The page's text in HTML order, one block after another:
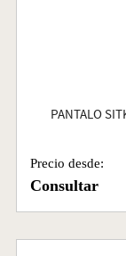
PANTALO
Precio desde:
Consultar